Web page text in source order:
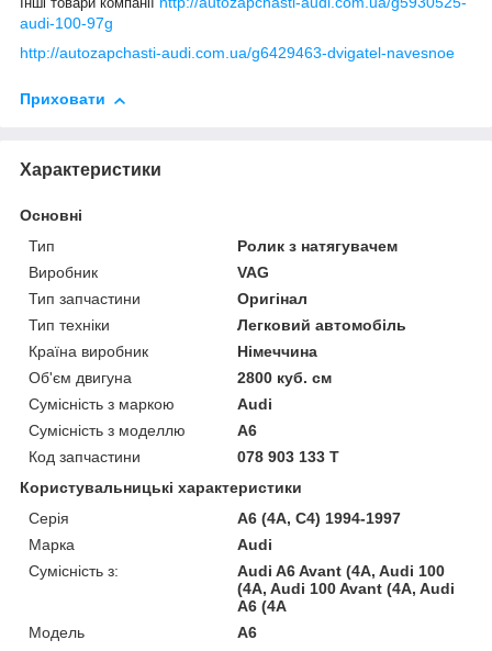
audi-100-97g
http://autozapchasti-audi.com.ua/g6429463-dvigatel-navesnoe
Приховати
Характеристики
Основні
Тип
Ролик з натягувачем
Виробник
VAG
Тип запчастини
Оригінал
Тип техніки
Легковий автомобіль
Країна виробник
Німеччина
Об'єм двигуна
2800 куб. см
Сумісність з маркою
Audi
Сумісність з моделлю
A6
Код запчастини
078 903 133 T
Користувальницькі характеристики
Серія
A6 (4A, C4) 1994-1997
Марка
Audi
Сумісність з:
Audi A6 Avant (4A, Audi 100
(4A, Audi 100 Avant (4A, Audi
A6 (4A
Модель
A6